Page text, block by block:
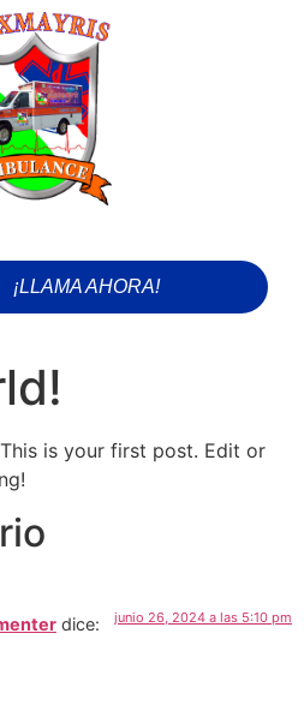
¡LLAMA AHORA!​
is your first post. Edit or
dice: junio 26, 2024 a las 5:10 pm